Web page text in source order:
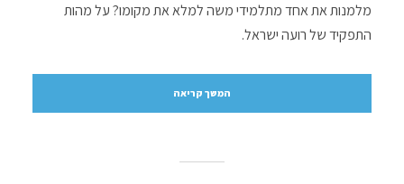
מלמנות את אחד מתלמידי משה למלא את מקומו? על מהות
התפקיד של רועה ישראל.
המשך קריאה